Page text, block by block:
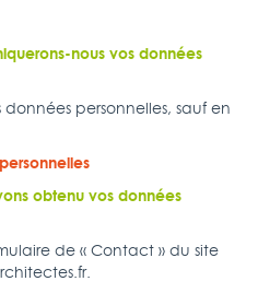
nous vos données
personnelles, sauf en
obtenu vos données
de « Contact » du site
.